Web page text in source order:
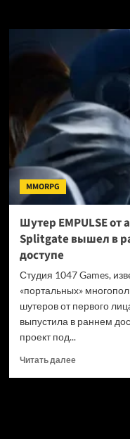
MMORPG
Шутер EMPULSE от
Splitgate вышел в
доступе
Студия 1047 Games,
«портальных»
шутеров от первого
выпустила в раннем
проект под...
Читать далееПрочитать